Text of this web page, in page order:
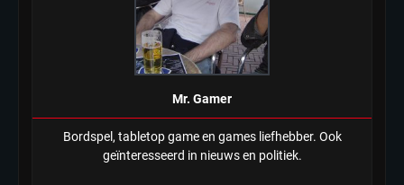
Mr. Gamer
Bordspel, tabletop game en games liefhebber. Ook
geïnteresseerd in nieuws en politiek.